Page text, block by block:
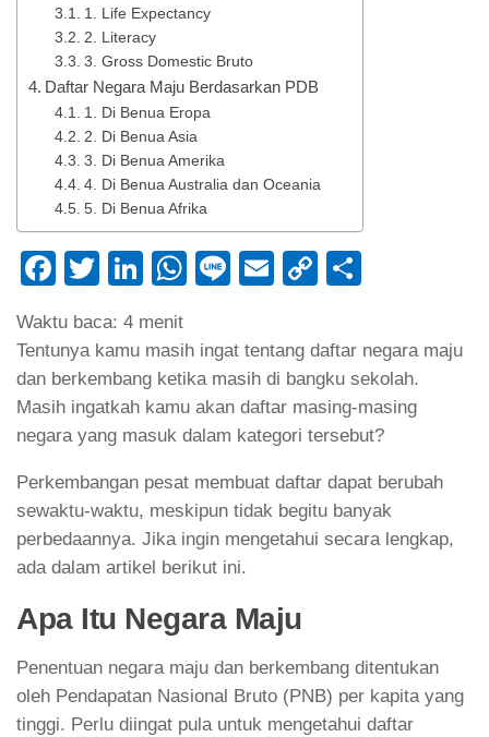
1. Life Expectancy
2. Literacy
3. Gross Domestic Bruto
Daftar Negara Maju Berdasarkan PDB
1. Di Benua Eropa
2. Di Benua Asia
3. Di Benua Amerika
4. Di Benua Australia dan Oceania
5. Di Benua Afrika
Facebook
TwitterLinkedIn
WhatsApp
LineEmailCopy
Waktu baca: 4 menit
Tentunya kamu masih ingat tentang daftar negara maju
dan berkembang ketika masih di bangku sekolah.
Masih ingatkah kamu akan daftar masing-masing
negara yang masuk dalam kategori tersebut?
Perkembangan pesat membuat daftar dapat berubah
sewaktu-waktu, meskipun tidak begitu banyak
perbedaannya. Jika ingin mengetahui secara lengkap,
ada dalam artikel berikut ini.
Apa Itu Negara Maju
Penentuan negara maju dan berkembang ditentukan
oleh Pendapatan Nasional Bruto (PNB) per kapita yang
tinggi. Perlu diingat pula untuk mengetahui daftar